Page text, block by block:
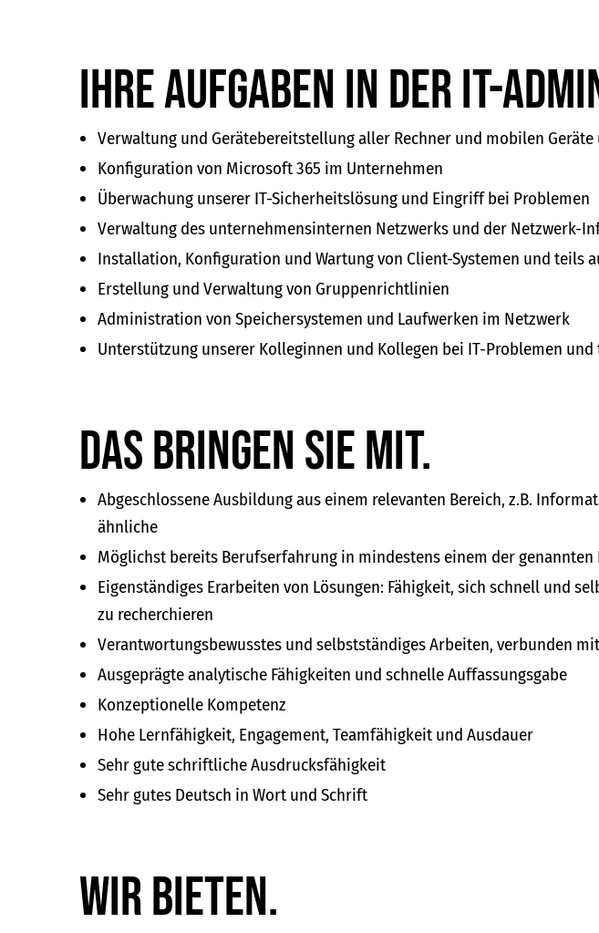
Ihre Aufgaben in der IT-
Verwaltung und Gerätebereitstellung aller Rechner und mobilen
Konfiguration von Microsoft 365 im Unternehmen
Überwachung unserer IT-Sicherheitslösung und Eingriff bei Problemen
Verwaltung des unternehmensinternen Netzwerks und der Netzwerk-
Installation, Konfiguration und Wartung von Client-Systemen und teils
Erstellung und Verwaltung von Gruppenrichtlinien
Administration von Speichersystemen und Laufwerken im Netzwerk
Unterstützung unserer Kolleginnen und Kollegen bei IT-Problemen und
Das bringen Sie mit.
Abgeschlossene Ausbildung aus einem relevanten Bereich, z.B.
ähnliche
Möglichst bereits Berufserfahrung in mindestens einem der genannten
Eigenständiges Erarbeiten von Lösungen: Fähigkeit, sich schnell und
zu recherchieren
Verantwortungsbewusstes und selbstständiges Arbeiten, verbunden
Ausgeprägte analytische Fähigkeiten und schnelle Auffassungsgabe
Konzeptionelle Kompetenz
Hohe Lernfähigkeit, Engagement, Teamfähigkeit und Ausdauer
Sehr gute schriftliche Ausdrucksfähigkeit
Sehr gutes Deutsch in Wort und Schrift
Wir bieten.